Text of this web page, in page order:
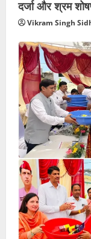
दर्जा और श्रम
Vikram Singh